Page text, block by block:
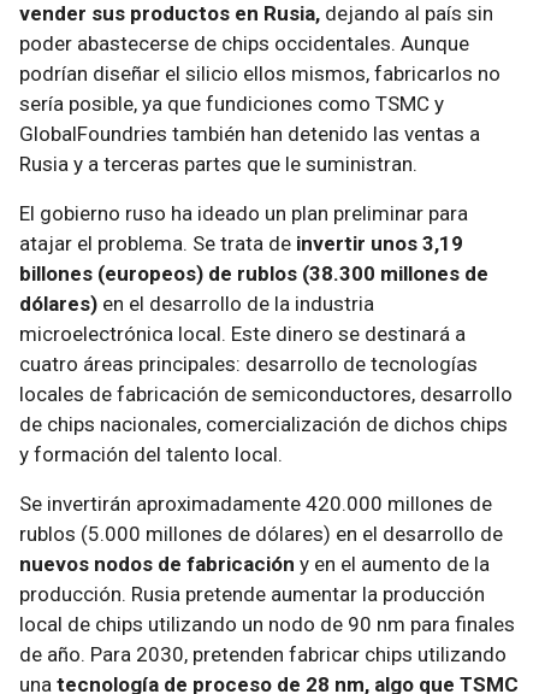
vender sus productos en Rusia, dejando al país sin
poder abastecerse de chips occidentales. Aunque
podrían diseñar el silicio ellos mismos, fabricarlos no
sería posible, ya que fundiciones como TSMC y
GlobalFoundries también han detenido las ventas a
Rusia y a terceras partes que le suministran.
El gobierno ruso ha ideado un plan preliminar para
atajar el problema. Se trata de invertir unos 3,19
billones (europeos) de rublos (38.300 millones de
dólares) en el desarrollo de la industria
microelectrónica local. Este dinero se destinará a
cuatro áreas principales: desarrollo de tecnologías
locales de fabricación de semiconductores, desarrollo
de chips nacionales, comercialización de dichos chips
y formación del talento local.
Se invertirán aproximadamente 420.000 millones de
rublos (5.000 millones de dólares) en el desarrollo de
nuevos nodos de fabricación y en el aumento de la
producción. Rusia pretende aumentar la producción
local de chips utilizando un nodo de 90 nm para finales
de año. Para 2030, pretenden fabricar chips utilizando
una tecnología de proceso de 28 nm, algo que TSMC